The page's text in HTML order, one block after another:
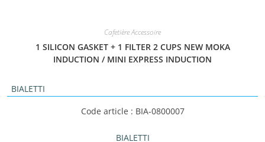
Cafetière Accessoire
1 SILICON GASKET + 1 FILTER 2 CUPS NEW MOKA
INDUCTION / MINI EXPRESS INDUCTION
BIALETTI
Code article : BIA-0800007
BIALETTI